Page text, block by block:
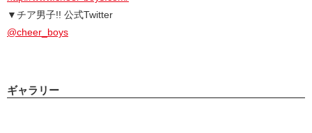
▼チア男子!! 公式Twitter
@cheer_boys
ギャラリー